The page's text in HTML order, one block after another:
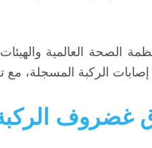
الصحة العالمية
غضروف